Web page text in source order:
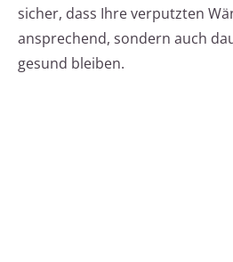
sicher, dass Ihre verputzten
ansprechend, sondern auch
gesund bleiben.